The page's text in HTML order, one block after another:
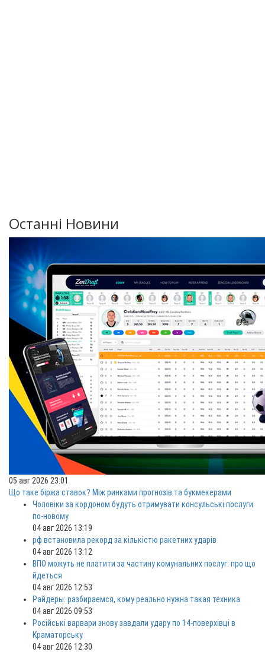
Останні Новини
05 авг 2026 23:01
Що таке біржа ставок? Між ринками прогнозів та букмекерами
Чоловіки за кордоном будуть отримувати консульські послуги
по-новому
04 авг 2026 13:19
рф встановила рекорд за кількістю ракетних ударів
04 авг 2026 13:12
ВПО можуть не платити за частину комунальних послуг: про що
йдеться
04 авг 2026 12:53
Райдеры: разбираемся, кому реально нужна такая техника
04 авг 2026 09:53
Російські варвари знову завдали удару по 14-поверхівці в
Краматорську
04 авг 2026 12:30